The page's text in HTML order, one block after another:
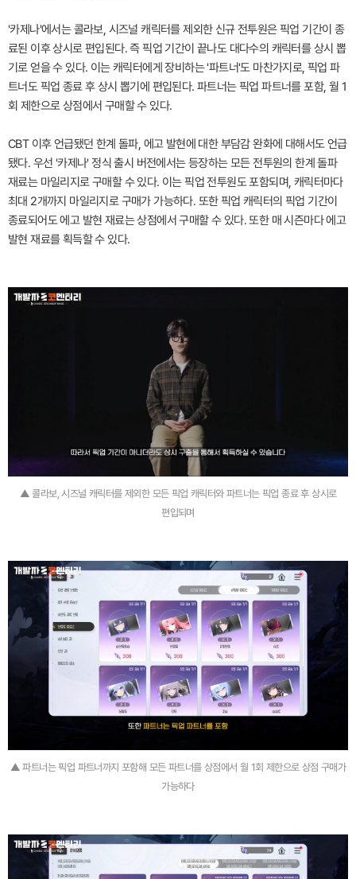
'카제나'에서는 콜라보, 시즈널 캐릭터를 제외한 신규 전투원은 픽업 기간이 종
료된 이후 상시로 편입된다. 즉 픽업 기간이 끝나도 대다수의 캐릭터를 상시 뽑
기로 얻을 수 있다. 이는 캐릭터에게 장비하는 '파트너'도 마찬가지로, 픽업 파
트너도 픽업 종료 후 상시 뽑기에 편입된다. 파트너는 픽업 파트너를 포함, 월 1
회 제한으로 상점에서 구매할 수 있다.
CBT 이후 언급됐던 한계 돌파, 에고 발현에 대한 부담감 완화에 대해서도 언급
됐다. 우선 '카제나' 정식 출시 버전에서는 등장하는 모든 전투원의 한계 돌파
재료는 마일리지로 구매할 수 있다. 이는 픽업 전투원도 포함되며, 캐릭터마다
최대 2개까지 마일리지로 구매가 가능하다. 또한 픽업 캐릭터의 픽업 기간이
종료되어도 에고 발현 재료는 상점에서 구매할 수 있다. 또한 매 시즌마다 에고
발현 재료를 획득할 수 있다.
▲ 콜라보, 시즈널 캐릭터를 제외한 모든 픽업 캐릭터와 파트너는 픽업 종료 후 상시로
편입되며
▲ 파트너는 픽업 파트너까지 포함해 모든 파트너를 상점에서 월 1회 제한으로 상점 구매가
가능하다